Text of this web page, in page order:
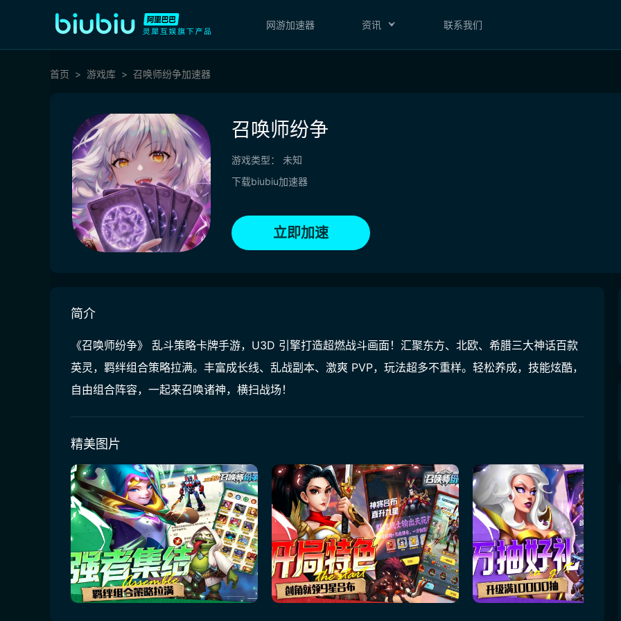
网游加速器 资讯 联系我们
首页 游戏库 召唤师纷争加速器
召唤师纷争
游戏类型：
未知
下载biubiu加速器
立即加速
简介
《召唤师纷争》 乱斗策略卡牌手游，U3D 引擎打造超燃战斗画面！汇聚东方、北欧、希腊三大神话百款
英灵，羁绊组合策略拉满。丰富成长线、乱战副本、激爽 PVP，玩法超多不重样。轻松养成，技能炫酷，
自由组合阵容，一起来召唤诸神，横扫战场！
精美图片